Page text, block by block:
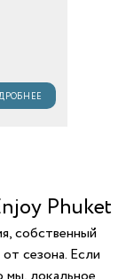
Phuket
собственный
сезона. Если
мы, локальное